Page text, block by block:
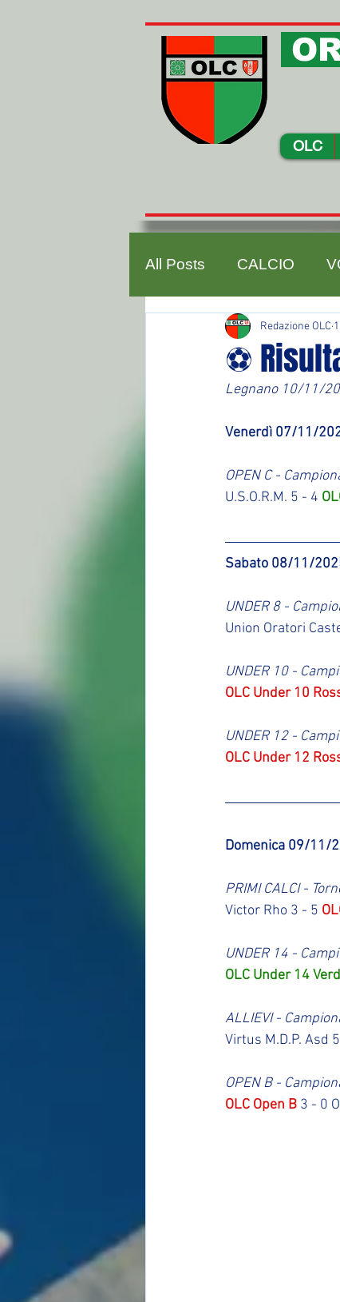
OLC
All Posts CALCIO
⚽
Redazione OLC
Legnano 10/11/
Venerdì 07/11/
OPEN C -
U.S.O.R.M. 5 - 4
Sabato 08/11/
UNDER 8 -
Union Oratori
UNDER 10 -
OLC Under 10
UNDER 12 -
OLC Under 12
Domenica 09/11/
PRIMI CALCI -
Victor Rho 3 - 5
UNDER 14 -
OLC Under 14
ALLIEVI -
Virtus M.D.P. Asd
OPEN B -
OLC Open B 3 - 0